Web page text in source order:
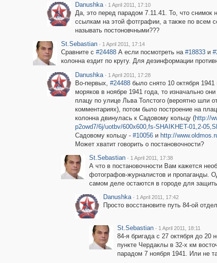
Danushka · 1 April 2011, 17:10
Да, это перед парадом 7.11.41. То, что снимок
ссылкам на этой фотграфии, а также по всем
называть постоновчными???
St.Sebastian · 1 April 2011, 17:14
Сравните с #24488А если посмотреть на #18833и
колонна ездит по кругу. Для дезинформации
Danushka · 1 April 2011, 17:28
Во-первых, #24488было снято 10 октября 1941
моряков в ноябре 1941 года, то изначально
плацу по улице Льва Толстого (вероятно шли
комментариях), потом было построение на
колонна двинулась к Садовому кольцу (http://
p2owd7/6j/uotbv/600x600,fs-SHAIKHET-01,2-
Садовому кольцу - #10056и http://
Может хватит говорить о постановочности?
St.Sebastian · 1 April 2011, 17:38
А что в постановочности Вам кажется
фотографов-журналистов и пропаганды.
самом деле остаются в городе для
Danushka · 1 April 2011, 17:42
Просто восстановите путь 84-ой
St.Sebastian · 1 April 2011, 18:11
84-я бригада с 27 октября до 20
пункте Чердаклы в 32-х км
парадом 7 ноября 1941. Или не